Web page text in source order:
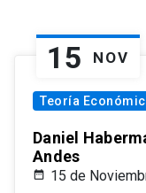
15 NOV
Teoría
Daniel
Andes
15 de